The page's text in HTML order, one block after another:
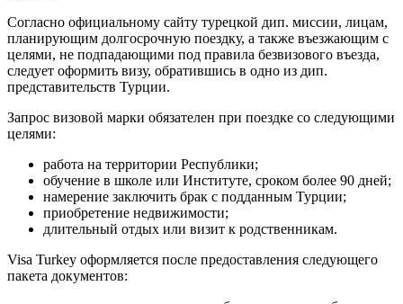
Согласно официальному сайту турецкой дип. миссии, лицам,
планирующим долгосрочную поездку, а также въезжающим с
целями, не подпадающими под правила безвизового въезда,
следует оформить визу, обратившись в одно из дип.
представительств Турции.
Запрос визовой марки обязателен при поездке со следующими
целями:
работа на территории Республики;
обучение в школе или Институте, сроком более 90 дней;
намерение заключить брак с подданным Турции;
приобретение недвижимости;
длительный отдых или визит к родственникам.
Visa Turkey оформляется после предоставления следующего
пакета документов: